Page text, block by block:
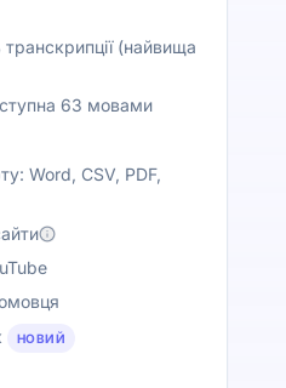
(найвища
63 мовами
Word, CSV, PDF,
НОВИЙ